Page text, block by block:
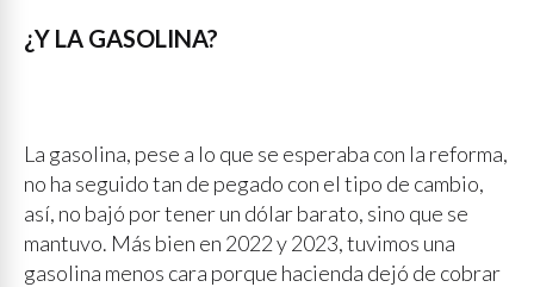
¿Y LA GASOLINA?
La gasolina, pese a lo que se esperaba con la reforma,
no ha seguido tan de pegado con el tipo de cambio,
así, no bajó por tener un dólar barato, sino que se
mantuvo. Más bien en 2022 y 2023, tuvimos una
gasolina menos cara porque hacienda dejó de cobrar